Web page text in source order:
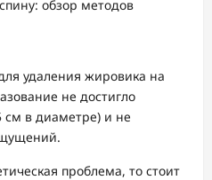
удаления жировика на
не достигло
в диаметре) и не
проблема, то стоит